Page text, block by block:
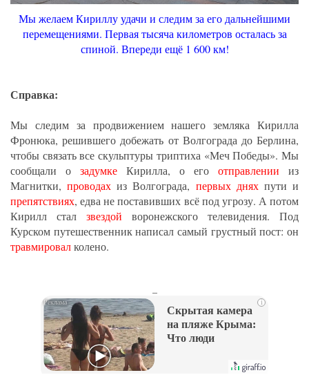
Мы желаем Кириллу удачи и следим за его дальнейшими
перемещениями. Первая тысяча километров осталась за
спиной. Впереди ещё 1 600 км!
Справка:
Мы следим за продвижением нашего земляка Кирилла
Фронюка, решившего добежать от Волгограда до Берлина,
чтобы связать все скульптуры триптиха «Меч Победы». Мы
сообщали о задумке Кирилла, о его отправлении из
Магнитки,проводах из Волгограда, первых дняхпути и
препятствиях, едва не поставивших всё под угрозу. А потом
Кирилл стал звездой воронежского телевидения. Под
Курском путешественник написал самый грустный пост: он
травмировалколено.
i
Скрытая камера
на пляже Крыма:
Что люди
их не видят...